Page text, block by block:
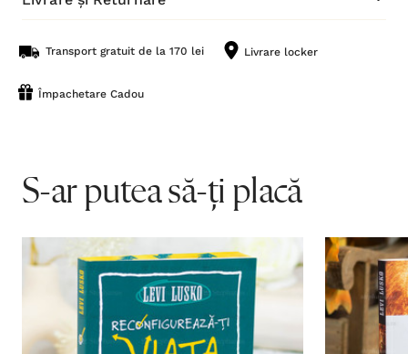
Transport gratuit de la 170 lei Livrare locker
Împachetare Cadou
S-ar putea să-ți placă